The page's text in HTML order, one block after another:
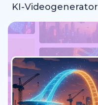
KI-Videogenerator